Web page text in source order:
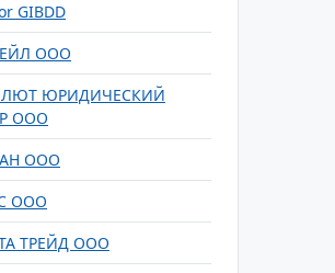
GIBDD
ООО
ЮРИДИЧЕСКИЙ
ООО
ООО
ООО
ТРЕЙД ООО